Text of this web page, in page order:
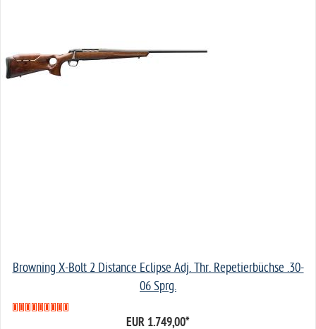
Browning X-Bolt 2 Distance Eclipse Adj. Thr. Repetierbüchse .30-
06 Sprg.
EUR 1.749,00*